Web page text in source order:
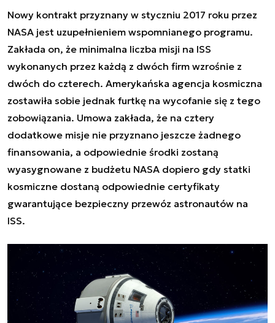
Nowy kontrakt przyznany w styczniu 2017 roku przez
NASA jest uzupełnieniem wspomnianego programu.
Zakłada on, że minimalna liczba misji na ISS
wykonanych przez każdą z dwóch firm wzrośnie z
dwóch do czterech. Amerykańska agencja kosmiczna
zostawiła sobie jednak furtkę na wycofanie się z tego
zobowiązania. Umowa zakłada, że na cztery
dodatkowe misje nie przyznano jeszcze żadnego
finansowania, a odpowiednie środki zostaną
wyasygnowane z budżetu NASA dopiero gdy statki
kosmiczne dostaną odpowiednie certyfikaty
gwarantujące bezpieczny przewóz astronautów na
ISS.